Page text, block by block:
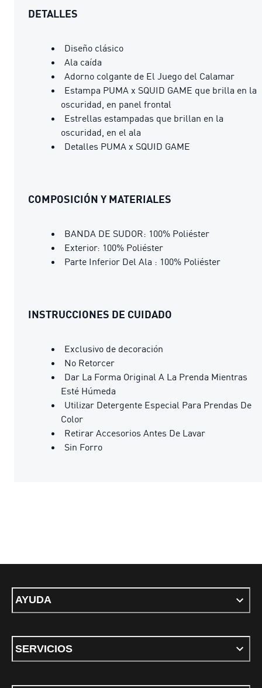
DETALLES
Diseño clásico
Ala caída
Adorno colgante de El Juego del Calamar
Estampa PUMA x SQUID GAME que brilla en la
oscuridad, en panel frontal
Estrellas estampadas que brillan en la
oscuridad, en el ala
Detalles PUMA x SQUID GAME
COMPOSICIÓN Y MATERIALES
BANDA DE SUDOR: 100% Poliéster
Exterior: 100% Poliéster
Parte Inferior Del Ala : 100% Poliéster
INSTRUCCIONES DE CUIDADO
Exclusivo de decoración
No Retorcer
Dar La Forma Original A La Prenda Mientras
Esté Húmeda
Utilizar Detergente Especial Para Prendas De
Color
Retirar Accesorios Antes De Lavar
Sin Forro
AYUDA
SERVICIOS